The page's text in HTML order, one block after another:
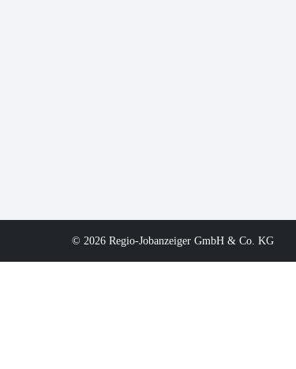
© 2026 Regio-Jobanzeiger GmbH & Co. KG